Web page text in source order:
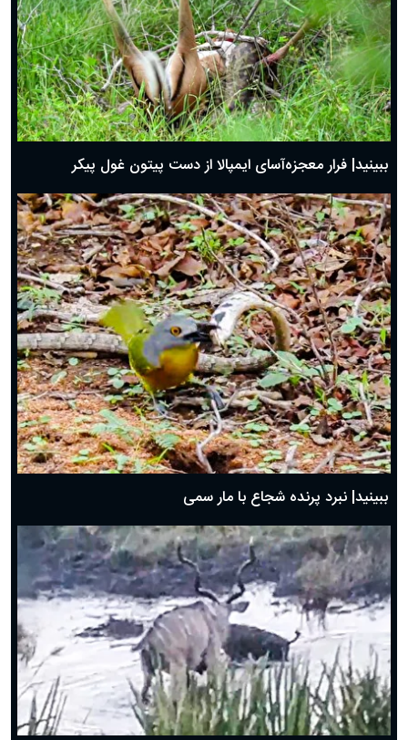
ببینید| فرار معجزه‌آسای ایمپالا از دست پیتون غول پیکر
ببینید| نبرد پرنده شجاع با مار سمی